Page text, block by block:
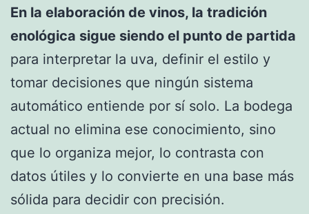
En la elaboración de vinos, la tradición
enológica sigue siendo el punto de partida
para interpretar la uva, definir el estilo y
tomar decisiones que ningún sistema
automático entiende por sí solo. La bodega
actual no elimina ese conocimiento, sino
que lo organiza mejor, lo contrasta con
datos útiles y lo convierte en una base más
sólida para decidir con precisión.